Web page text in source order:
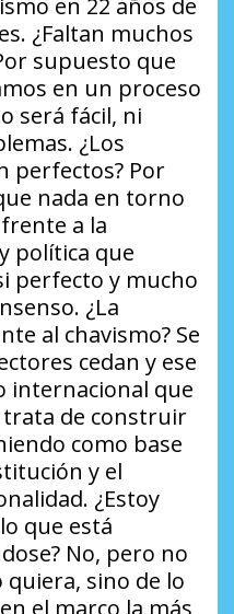
en 22 años de
¿Faltan muchos
supuesto que
en un proceso
será fácil, ni
¿Los
perfectos? Por
nada en torno
a la
política que
perfecto y mucho
¿La
al chavismo? Se
cedan y ese
internacional que
trata de construir
como base
y el
¿Estoy
que está
No, pero no
sino de lo